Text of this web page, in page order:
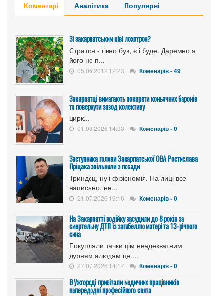
Коментарі Аналітика Популярні
Зі закарпатським ківі лохотрон?
Стратон - гівно був, є і буде. Даремно я
його не п...
05.06.2012 12:23 Коменарів - 49
Закарпатці вимагають покарати коньячних баронів
та повернути завод колективу
цирк...
01.08.2026 14:33 Коменарів - 0
Заступника голови Закарпатської ОВА Ростислава
Пріцака звільнили з посади
Триндєц, ну і фізіономія. На лиці все
написано, не...
21.07.2026 19:16 Коменарів - 0
На Закарпатті водійку засудили до 8 років за
смертельну ДТП із загибеллю матері та 13-річного
сина
Покупляли тачки цім неадекватним
дурням алюдям це ...
27.07.2026 14:17 Коменарів - 0
В Ужгороді привітали медичних працівників
напередодні професійного свята